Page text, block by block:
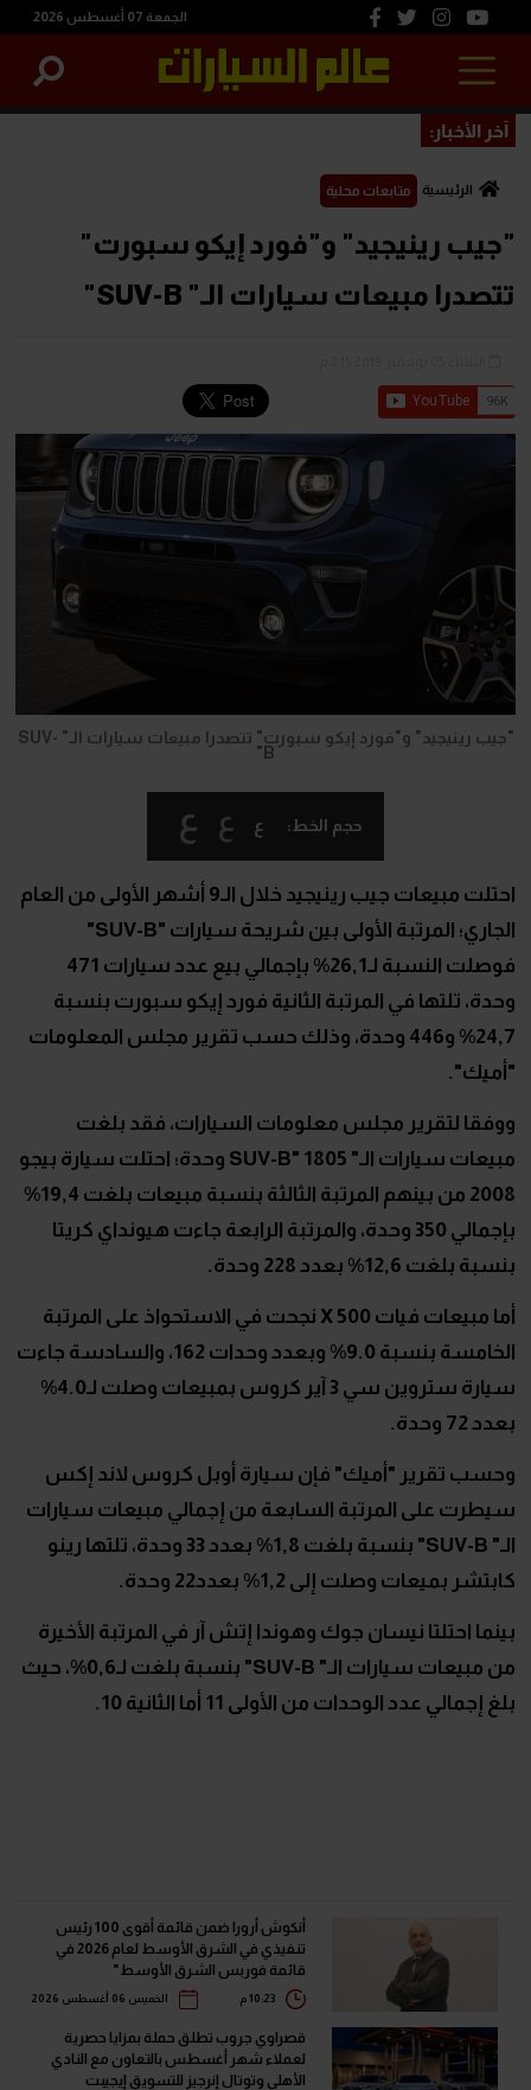
الجمعة 07 أغسطس 2026
آخر الأخبار:
الرئيسية متابعات محلية
"جيب رينيجيد" و"فورد إيكو سبورت"
تتصدرا مبيعات سيارات الـ" SUV-B"
"جيب رينيجيد" و"فورد إيكو سبورت" تتصدرا مبيعات سيارات الـ" SUV-
B"
حجم الخط: ع ع ع
احتلت مبيعات جيب رينيجيد خلال الـ9 أشهر الأولى من العام
الجاري؛ المرتبة الأولى بين شريحة سيارات "SUV-B
"
فوصلت النسبة لـ26,1% بإجمالي بيع عدد سيارات 471
وحدة، تلتها في المرتبة الثانية فورد إيكو سبورت بنسبة
24,7% و446 وحدة، وذلك حسب تقرير مجلس المعلومات
"أميك".
ووفقا لتقرير مجلس معلومات السيارات، فقد بلغت
مبيعات سيارات الـ"
SUV-B " 1805 وحدة؛ احتلت سيارة بيجو
2008 من بينهم المرتبة الثالثة بنسبة مبيعات بلغت 19,4%
بإجمالي 350 وحدة، والمرتبة الرابعة جاءت هيونداي كريتا
بنسبة بلغت 12,6% بعدد 228 وحدة.
أما مبيعات فيات 500 X نجحت في الاستحواذ على المرتبة
الخامسة بنسبة 9.0% وبعدد وحدات 162، والسادسة جاءت
سيارة ستروين سي 3 آير كروس بمبيعات وصلت لـ4.0%
بعدد 72 وحدة.
وحسب تقرير "أميك" فإن سيارة أوبل كروس لاند إكس
سيطرت على المرتبة السابعة من إجمالي مبيعات سيارات
الـ" SUV-B
" بنسبة بلغت 1,8% بعدد 33 وحدة، تلتها رينو
كابتشر بميعات وصلت إلى 1,2% بعدد22 وحدة.
بينما احتلتا نيسان جوك وهوندا إتش آر في المرتبة الأخيرة
من مبيعات سيارات الـ" SUV-B
" بنسبة بلغت لـ0,6%، حيث
بلغ إجمالي عدد الوحدات من الأولى 11 أما الثانية 10.
أنكوش أرورا ضمن قائمة أقوى 100 رئيس
تنفيذي في الشرق الأوسط لعام 2026 في
قائمة فوربس الشرق الأوسط"
الخميس 06 أغسطس 2026
قصراوي جروب تطلق حملة بمزايا حصرية
لعملاء شهر أغسطس بالتعاون مع النادي
الأهلي وتوتال إنرجيز للتسويق إيجيبت